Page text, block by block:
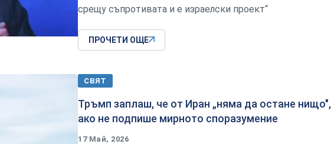
срещу съпротивата и е израелски проект“
ПРОЧЕТИ ОЩЕ
СВЯТ
Тръмп заплаш, че от Иран „няма да остане нищо",
ако не подпише мирното споразумение
17 Май, 2026